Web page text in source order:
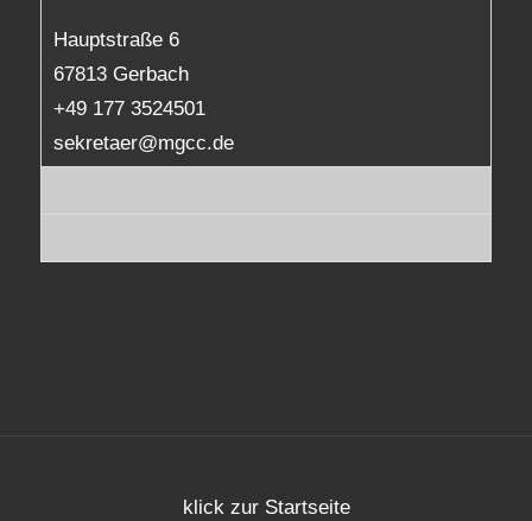
Hauptstraße 6
67813 Gerbach
+49 177 3524501
sekretaer@mgcc.de
klick zur Startseite